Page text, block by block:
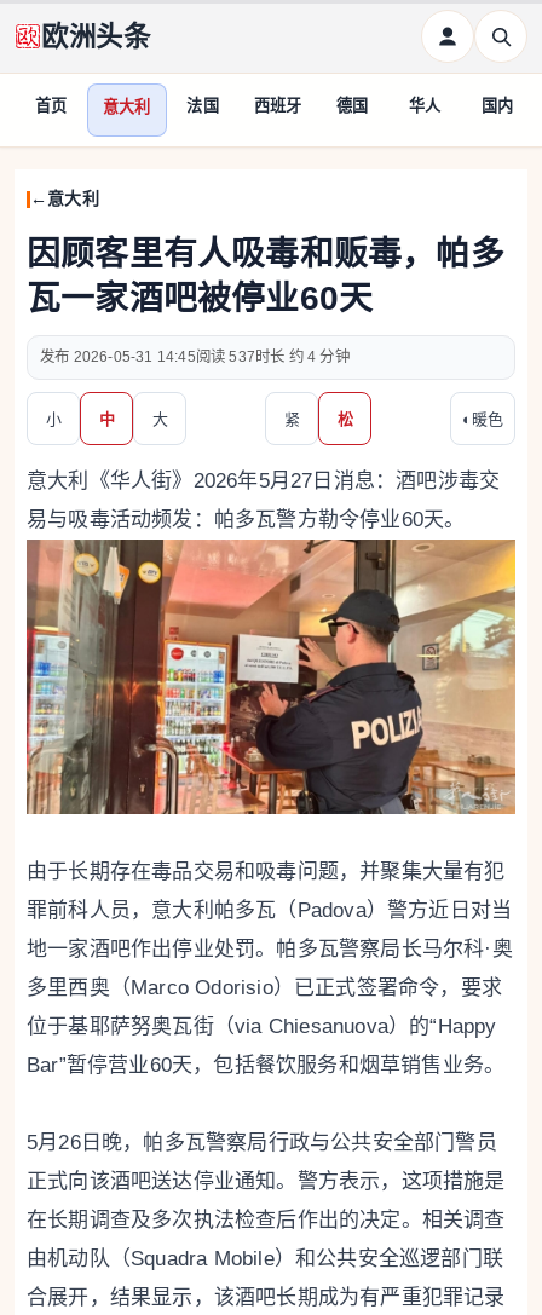
欧洲头条
首页 意大利 法国 西班牙 德国 华人 国内
意大利
因顾客里有人吸毒和贩毒，帕多
瓦一家酒吧被停业60天
2026-05-31 14:45 537 约 4 分钟
小 中 大 紧 松 ◐ 暖色
意大利《华人街》2026年5月27日消息：酒吧涉毒交
易与吸毒活动频发：帕多瓦警方勒令停业60天。
由于长期存在毒品交易和吸毒问题，并聚集大量有犯
罪前科人员，意大利帕多瓦（Padova）警方近日对当
地一家酒吧作出停业处罚。帕多瓦警察局长马尔科·奥
多里西奥（Marco Odorisio）已正式签署命令，要求
位于基耶萨努奥瓦街（via Chiesanuova）的“Happy
Bar”暂停营业60天，包括餐饮服务和烟草销售业务。
5月26日晚，帕多瓦警察局行政与公共安全部门警员
正式向该酒吧送达停业通知。警方表示，这项措施是
在长期调查及多次执法检查后作出的决定。相关调查
由机动队（Squadra Mobile）和公共安全巡逻部门联
合展开，结果显示，该酒吧长期成为有严重犯罪记录